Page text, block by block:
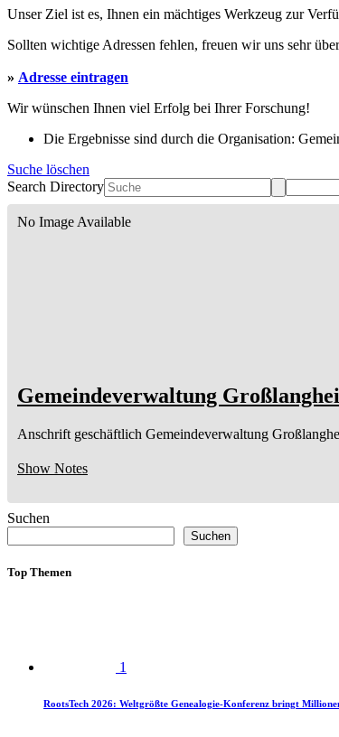
Unser Ziel ist es, Ihnen ein mächtiges Werkzeug zur
Sollten wichtige Adressen fehlen, freuen wir uns sehr
» Adresse eintragen
Wir wünschen Ihnen viel Erfolg bei Ihrer Forschung!
Die Ergebnisse sind durch die Organisation:
Suche löschen
Search Directory
No Image Available
Gemeindeverwaltung
Anschrift geschäftlich Gemeindeverwaltung
Show Notes
Suchen
Suchen
Top Themen
1
RootsTech 2026: Weltgrößte Genealogie-Konferenz bringt